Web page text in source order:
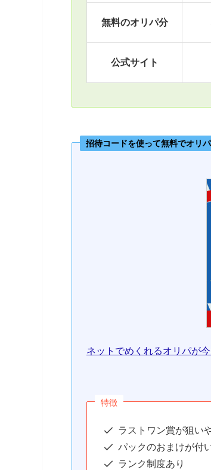
無料のオリパ分
公式サイト
招待コードを使って無料でオリパ
ネットでめくれるオリパが
特徴
ラストワン賞が狙い
パックのおまけが付
ランク制度あり